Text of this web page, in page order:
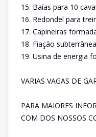
15. Baías para 10
16. Redondel para
17. Capineiras
18. Fiação
19. Usina de energia
VARIAS VAGAS DE
PARA MAIORES
COM DOS NOSSOS